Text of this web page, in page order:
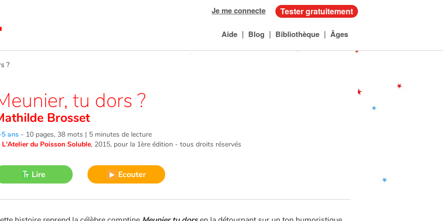
Je me connecte Tester gratuitement
Aide | Blog | Bibliothèque | Âges
?
tu dors ?
Brosset
ans - 10 pages, 38 mots | 5 minutes de lecture
L'Atelier du Poisson Soluble, 2015, pour la 1ère édition - tous droits réservés
Lire Ecouter